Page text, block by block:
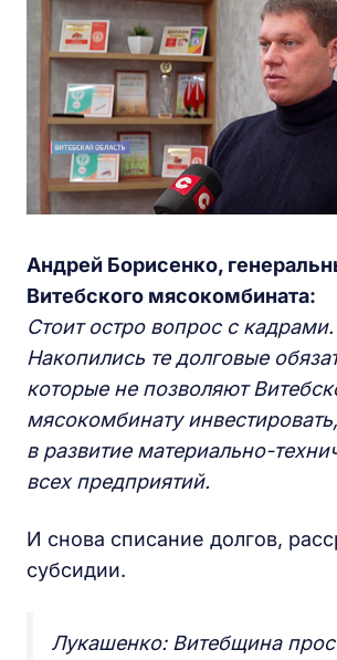
Андрей Борисенко,
Витебского мясокомбината:
Стоит остро вопрос с
Накопились те долговые
которые не позволяют
мясокомбинату
в развитие материально-
всех предприятий.
И снова списание долгов,
субсидии.
Лукашенко: Витебщина